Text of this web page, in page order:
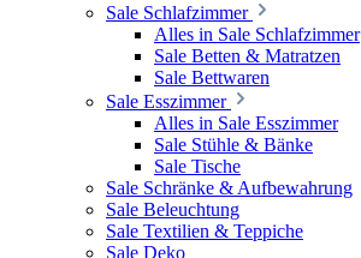
Sale Schlafzimmer
Alles in Sale Schlafzimmer
Sale Betten & Matratzen
Sale Bettwaren
Sale Esszimmer
Alles in Sale Esszimmer
Sale Stühle & Bänke
Sale Tische
Sale Schränke & Aufbewahrung
Sale Beleuchtung
Sale Textilien & Teppiche
Sale Deko